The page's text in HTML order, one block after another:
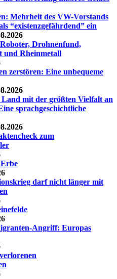
Mehrheit des VW-Vorstands
“existenzgefährdend” ein
Drohnenfund,
und Rheinmetall
zerstören: Eine unbequeme
mit der größten Vielfalt an
sprachgeschichtliche
zum
darf nicht länger mit
Angriff: Europas